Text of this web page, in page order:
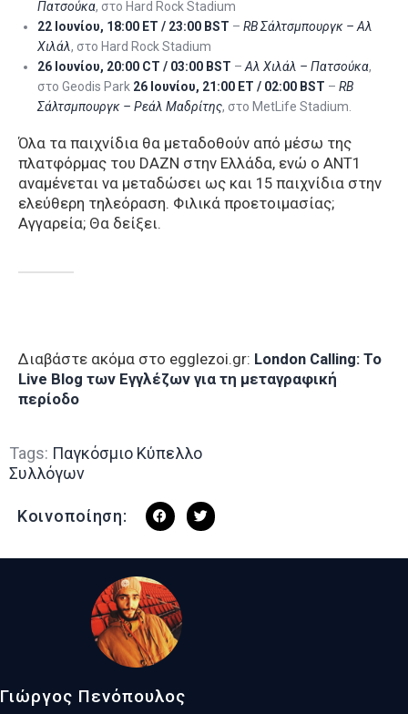
Πατσούκα, στο Hard Rock Stadium
22 Ιουνίου, 18:00 ET / 23:00 BST – RB Σάλτσμπουργκ – Αλ
Χιλάλ, στο Hard Rock Stadium
26 Ιουνίου, 20:00 CT / 03:00 BST – Αλ Χιλάλ – Πατσούκα,
στο Geodis Park 26 Ιουνίου, 21:00 ET / 02:00 BST – RB
Σάλτσμπουργκ – Ρεάλ Μαδρίτης, στο MetLife Stadium.
Όλα τα παιχνίδια θα μεταδοθούν από μέσω της
πλατφόρμας του DAZN στην Ελλάδα, ενώ ο ΑΝΤ1
αναμένεται να μεταδώσει ως και 15 παιχνίδια στην
ελεύθερη τηλεόραση. Φιλικά προετοιμασίας;
Αγγαρεία; Θα δείξει.
Διαβάστε ακόμα στο egglezoi.gr: London Calling: To
Live Blog των Εγγλέζων για τη μεταγραφική
περίοδο
Tags: Παγκόσμιο Κύπελλο
Συλλόγων
Κοινοποίηση:
Γιώργος Πενόπουλος